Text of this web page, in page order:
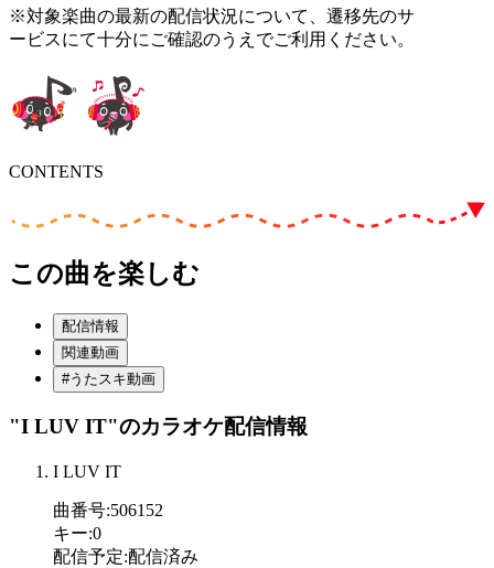
※対象楽曲の最新の配信状況について、遷移先のサ
ービスにて十分にご確認のうえでご利用ください。
CONTENTS
この曲を楽しむ
配信情報
関連動画
#うたスキ動画
"I LUV IT"のカラオケ配信情報
I LUV IT
曲番号:506152
キー:0
配信予定:配信済み